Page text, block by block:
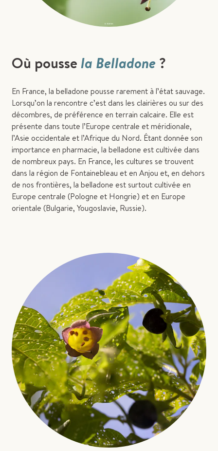
Où pousse la Belladone?
En France, la belladone pousse rarement à l’état sauvage.
Lorsqu’on la rencontre c’est dans les clairières ou sur des
décombres, de préférence en terrain calcaire. Elle est
présente dans toute l’Europe centrale et méridionale,
l’Asie occidentale et l’Afrique du Nord. Étant donnée son
importance en pharmacie, la belladone est cultivée dans
de nombreux pays. En France, les cultures se trouvent
dans la région de Fontainebleau et en Anjou et, en dehors
de nos frontières, la belladone est surtout cultivée en
Europe centrale (Pologne et Hongrie) et en Europe
orientale (Bulgarie, Yougoslavie, Russie).